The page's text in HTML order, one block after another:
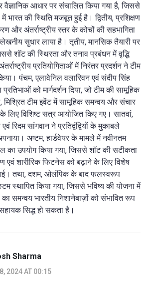
वैज्ञानिक आधार पर संचालित किया गया है, जिससे
में भारत की स्थिति मजबूत हुई है। द्वितीय, प्रशिक्षण
और अंतर्राष्ट्रीय स्तर के कोचों की सहभागिता
सुधार लाया है। तृतीय, मानसिक तैयारी पर
शॉट की स्थिरता और तनाव प्रबंधन में वृद्धि
प्रतियोगिताओं में निरंतर प्रदर्शन ने टीम
पंचम, एलावेनिल वलारिवन एवं संदीप सिंह
को मार्गदर्शन दिया, जो टीम की सामूहिक
मिश्रित टीम इवेंट में सामूहिक समन्वय और संचार
लिए विशिष्ट सत्र आयोजित किए गए। सातवां,
रिदम सांगवान ने प्रतिद्वंद्वियों के मुकाबले
अष्टम, हार्डवेयर के मामले में नवीनतम
का उपयोग किया गया, जिससे शॉट की सटीकता
एवं शारीरिक फिटनेस को बढ़ाने के लिए विशेष
गई। तथा, दशम, ओलंपिक के बाद फलस्वरूप
स्थापित किया गया, जिससे भविष्य की योजना में
समन्वय भारतीय निशानेबाज़ों को संभावित रूप
सिद्ध हो सकता है।
Sharma
2024 AT 00:15